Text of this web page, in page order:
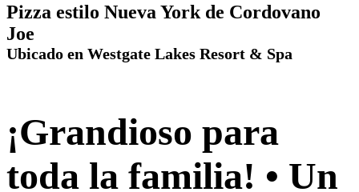
Pizza estilo Nueva York de Cordovano
Joe
Ubicado en Westgate Lakes Resort & Spa
¡Grandioso para
toda la familia! • Un